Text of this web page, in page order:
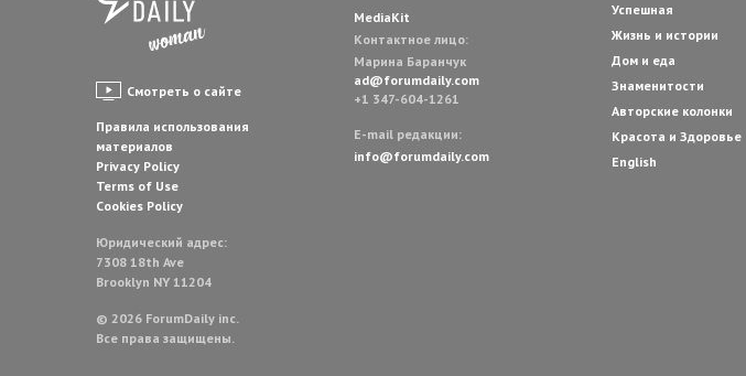
Смотреть о сайте
Правила использования
материалов
Privacy Policy
Terms of Use
Cookies Policy
Юридический адрес:
7308 18th Ave
Brooklyn NY 11204
© 2026 ForumDaily inc.
Все права защищены.
MediaKit
Контактное лицо:
Марина Баранчук
ad@forumdaily.com
+1 347-604-1261
E-mail редакции:
info@forumdaily.com
Успешная
Жизнь и истории
Дом и еда
Знаменитости
Авторские колонки
Красота и Здоровье
English